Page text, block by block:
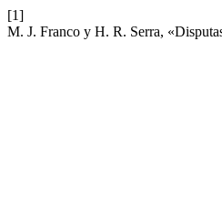
[1]
M. J. Franco y H. R. Serra,